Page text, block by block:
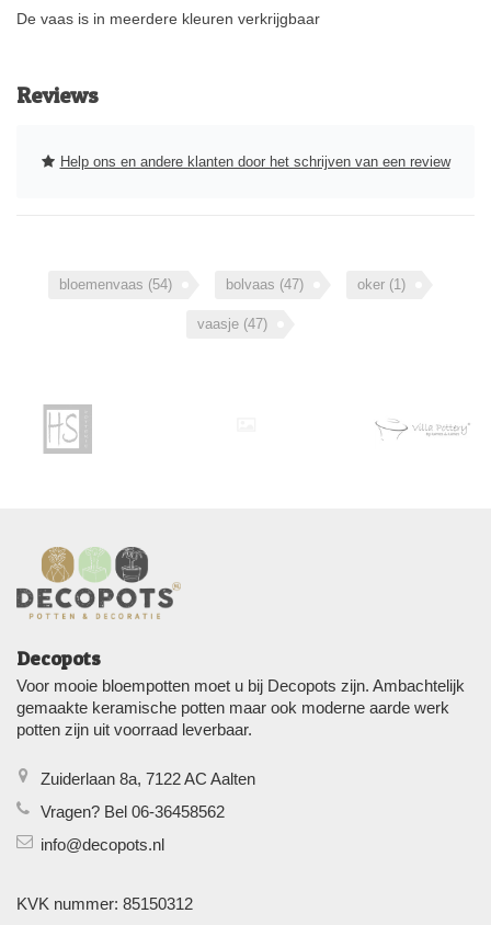
De vaas is in meerdere kleuren verkrijgbaar
Reviews
Help ons en andere klanten door het schrijven van een review
bloemenvaas (54) bolvaas (47) oker (1)
vaasje (47)
Decopots
Voor mooie bloempotten moet u bij Decopots zijn. Ambachtelijk
gemaakte keramische potten maar ook moderne aarde werk
potten zijn uit voorraad leverbaar.
Zuiderlaan 8a, 7122 AC Aalten
Vragen? Bel 06-36458562
info@decopots.nl
KVK nummer: 85150312